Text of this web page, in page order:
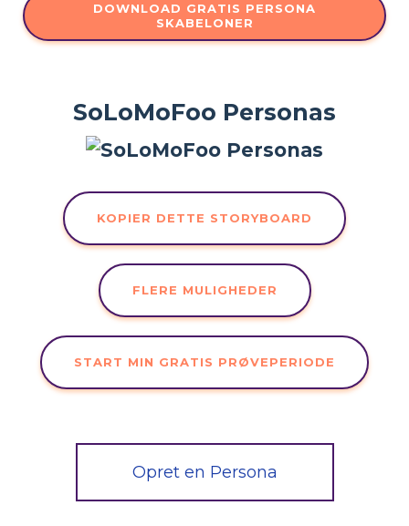
DOWNLOAD GRATIS PERSONA
SKABELONER
SoLoMoFoo Personas
KOPIER DETTE STORYBOARD
FLERE MULIGHEDER
START MIN GRATIS PRØVEPERIODE
Opret en Persona